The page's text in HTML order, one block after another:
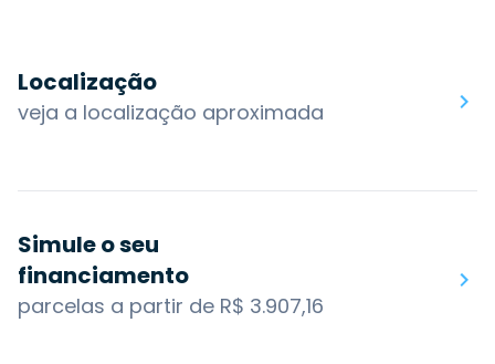
Localização
veja a localização aproximada
Simule o seu
financiamento
parcelas a partir de R$ 3.907,16